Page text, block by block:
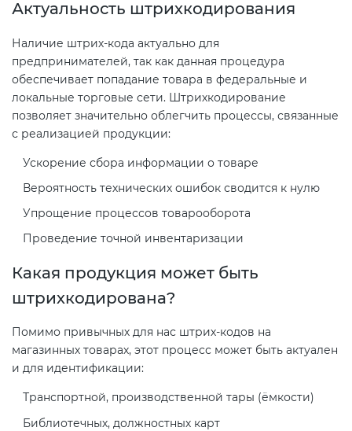
Актуальность штрихкодирования
Наличие штрих-кода актуально для
предпринимателей, так как данная процедура
обеспечивает попадание товара в федеральные и
локальные торговые сети. Штрихкодирование
позволяет значительно облегчить процессы, связанные
с реализацией продукции:
Ускорение сбора информации о товаре
Вероятность технических ошибок сводится к нулю
Упрощение процессов товарооборота
Проведение точной инвентаризации
Какая продукция может быть
штрихкодирована?
Помимо привычных для нас штрих-кодов на
магазинных товарах, этот процесс может быть актуален
и для идентификации:
Транспортной, производственной тары (ёмкости)
Библиотечных, должностных карт
Сертификация бытовой техники
Сертификация легкой
промышленности
Сертификация мебели
Сертификация импортной
продукции
маркетплейсов
Сертификация детских товаров
Сертификация спортивных
товаров
Сертификат ГОСТ Р ИСО/МЭК
20000-1-2021
Сертификат ГОСТ Р ИСО 26000-
2012
27001-2021
Сертификат на ИСМ
2008
Сертификат ГОСТ Р ИСО 20121-
2014
Сертификат ГОСТ Р 56404-2021
Сертификат ГОСТ Р 55267-2012
Декларация ГОСТ Р
продукции ГОСТ Р
Добровольный сертификат на
014/2011)
О безопасности оборудования
для работы во взрывоопасных
средах (ТР ТС 012/2011)
ТР ТС 011/2011 «Безопасность
О требованиях к средствам
обеспечения пожарной
безопасности и пожаротушения
Декларация соответствия ТР ТС
004/2011
Декларация ТР ТС